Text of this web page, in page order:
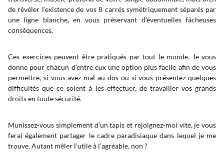
de révéler l’existence de vos 8 carrés symétriquement séparés par
une ligne blanche, en vous préservant d’éventuelles fâcheuses
conséquences.
Ces exercices peuvent être pratiqués par tout le monde. Je vous
donne pour chacun d’entre eux une option plus facile afin de vous
permettre, si vous avez mal au dos ou si vous présentez quelques
difficultés que ce soient à les effectuer, de travailler vos grands
droits en toute sécurité.
Munissez-vous simplement d’un tapis et rejoignez-moi vite, je vous
ferai également partager le cadre paradisiaque dans lequel je me
trouve. Autant mêler l’utile à l’agréable, non ?